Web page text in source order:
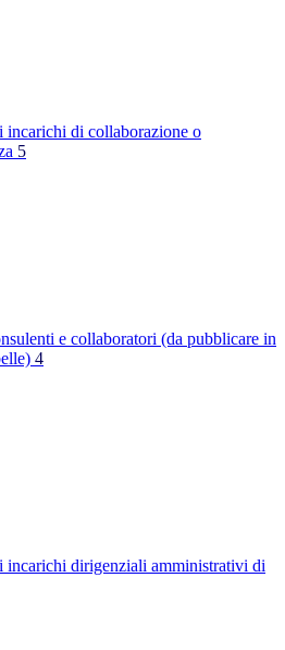
incarichi di collaborazione o
5
e collaboratori (da pubblicare in
4
incarichi dirigenziali amministrativi di